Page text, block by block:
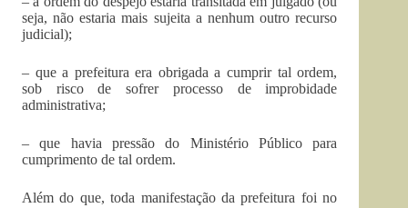
seja, não estaria mais sujeita a nenhum outro recurso
judicial);
– que a prefeitura era obrigada a cumprir tal ordem,
sob risco de sofrer processo de improbidade
administrativa;
– que havia pressão do Ministério Público para
cumprimento de tal ordem.
Além do que, toda manifestação da prefeitura foi no